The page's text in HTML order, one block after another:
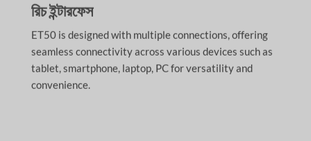
রিচ ইন্টারফেস
ET50 is designed with multiple connections, offering
seamless connectivity across various devices such as
tablet, smartphone, laptop, PC for versatility and
convenience.